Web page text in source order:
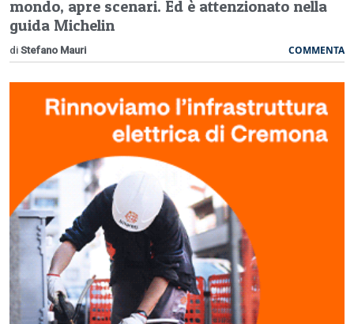
mondo, apre scenari. Ed è attenzionato nella
guida Michelin
di Stefano Mauri COMMENTA